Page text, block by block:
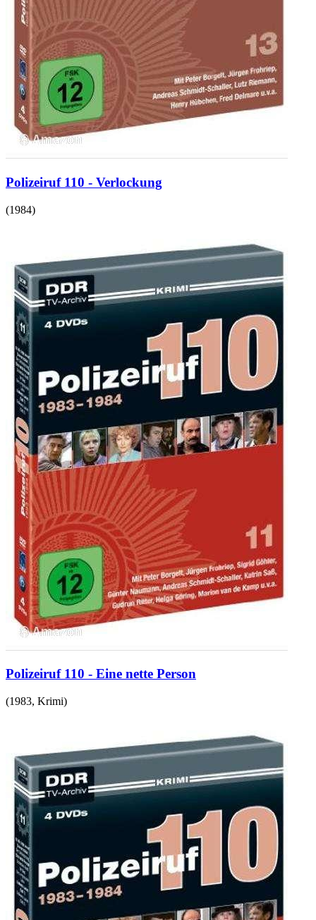
Polizeiruf 110 - Verlockung
(1984)
Polizeiruf 110 - Eine nette Person
(1983, Krimi)